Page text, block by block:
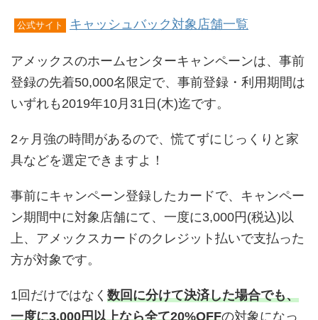
公式サイト キャッシュバック対象店舗一覧
アメックスのホームセンターキャンペーンは、事前
登録の先着50,000名限定で、事前登録・利用期間は
いずれも2019年10月31日(木)迄です。
2ヶ月強の時間があるので、慌てずにじっくりと家
具などを選定できますよ！
事前にキャンペーン登録したカードで、キャンペー
ン期間中に対象店舗にて、一度に3,000円(税込)以
上、アメックスカードのクレジット払いで支払った
方が対象です。
1回だけではなく 数回に分けて決済した場合でも、
一度に3,000円以上なら全て20%OFFの対象になっ